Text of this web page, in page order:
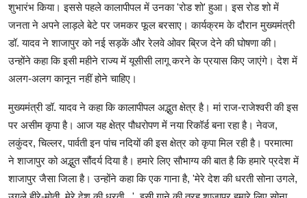
शुभारंभ किया। इससे पहले कालापीपल में उनका 'रोड शो' हुआ। इस रोड शो में
जनता ने अपने लाड़ले बेटे पर जमकर फूल बरसाए। कार्यक्रम के दौरान मुख्यमंत्री
डॉ. यादव ने शाजापुर को नई सड़कें और रेलवे ओवर ब्रिज देने की घोषणा की।
उन्होंने कहा कि इसी महीने राज्य में यूसीसी लागू करने के प्रयास किए जाएंगे। देश में
अलग-अलग कानून नहीं होने चाहिए।
मुख्यमंत्री डॉ. यादव ने कहा कि कालापीपल अद्भुत क्षेत्र है। मां राज-राजेश्वरी की इस
पर असीम कृपा है। आज यह क्षेत्र पौधरोपण में नया रिकॉर्ड बना रहा है। नेवज,
लकुंदर, चिल्लर, पार्वती इन पांच नदियों की इस क्षेत्र को कृपा मिल रही है। परमात्मा
ने शाजापुर को अद्भुत सौंदर्य दिया है। हमारे लिए सौभाग्य की बात है कि हमारे प्रदेश में
शाजापुर जैसा जिला है। उन्होंने कहा कि एक गाना है, 'मेरे देश की धरती सोना उगले,